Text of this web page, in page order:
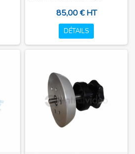
85,00 € HT
DÉTAILS